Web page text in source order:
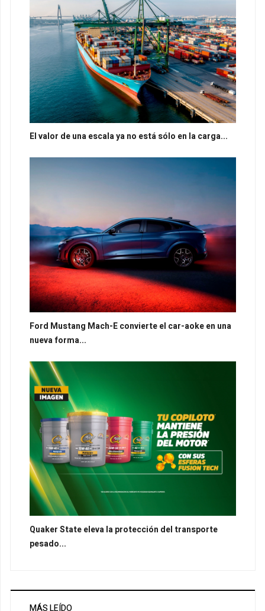
El valor de una escala ya no está sólo en la carga...
Ford Mustang Mach-E convierte el car-aoke en una
nueva forma...
Quaker State eleva la protección del transporte
pesado...
MÁS LEÍDO